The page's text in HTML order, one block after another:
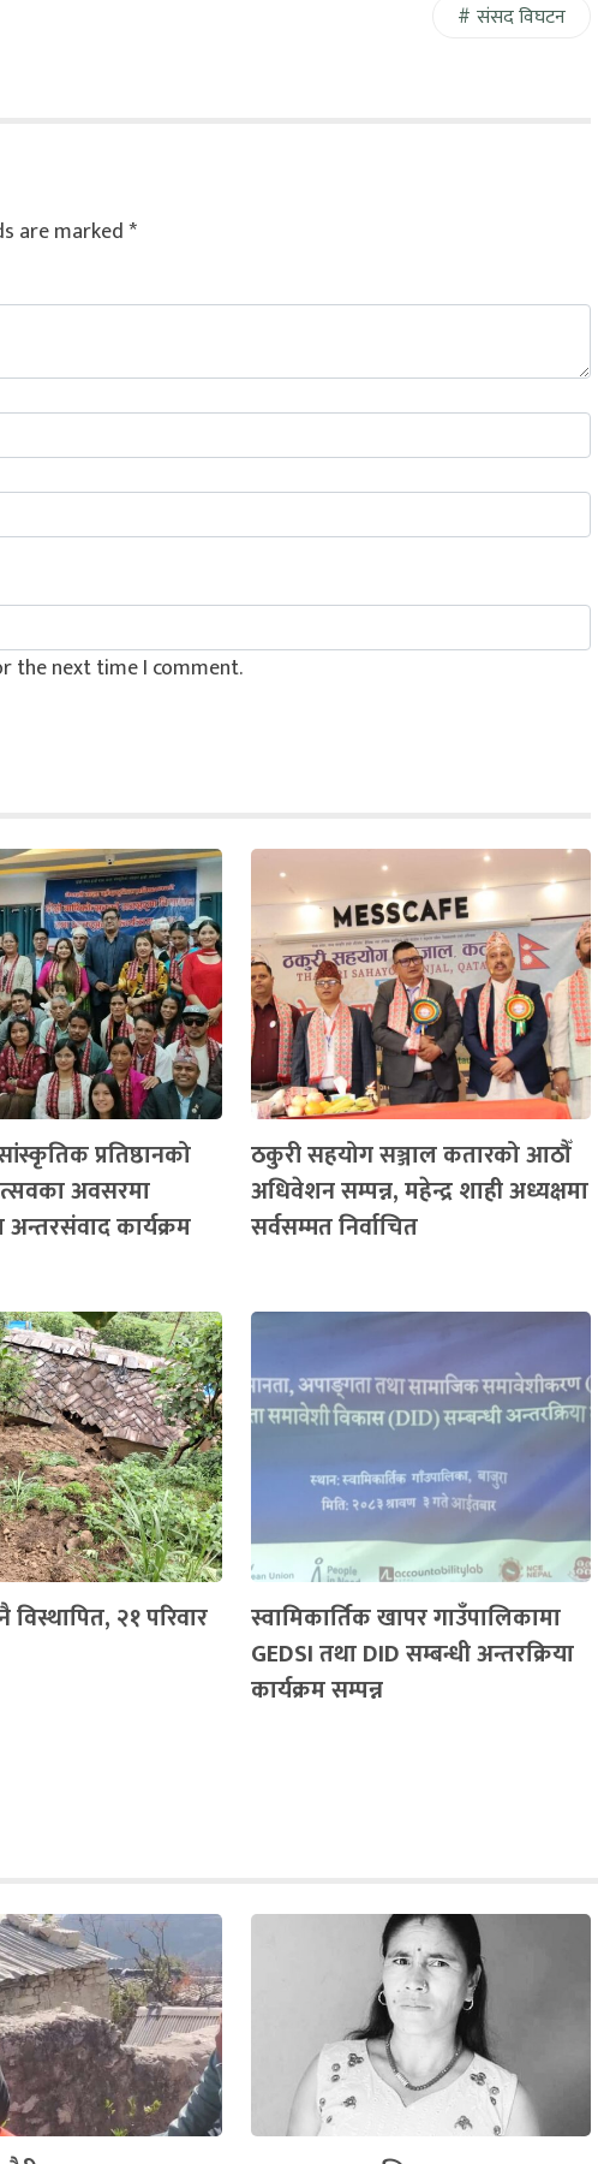
संसद विघटन
are marked*
the next time I comment.
प्रतिष्ठानको
अवसरमा
अन्तरसंवाद कार्यक्रम
ठकुरी सहयोग सञ्जाल कतारको आठौँ
अधिवेशन सम्पन्न, महेन्द्र शाही अध्यक्षमा
सर्वसम्मत निर्वाचित
विस्थापित, २१ परिवार
स्वामिकार्तिक खापर गाउँपालिकामा
GEDSI तथा DID सम्बन्धी अन्तरक्रिया
कार्यक्रम सम्पन्न